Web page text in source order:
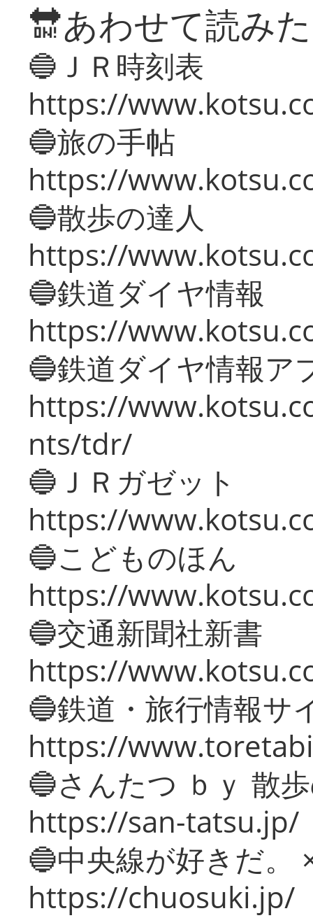
🔛あわせて読み
🔵ＪＲ時刻表
https://
🔵旅の手帖
https://
🔵散歩の達人
https://
🔵鉄道ダイヤ情報
https://
🔵鉄道ダイヤ情報ア
https://
nts/tdr/
🔵ＪＲガゼット
https://
🔵こどものほん
https://
🔵交通新聞社新書
https://
🔵鉄道・旅行情報サ
https://
🔵さんたつ ｂｙ 散
https://san-tatsu.jp/
🔵中央線が好きだ。
https://chuosuki.jp/